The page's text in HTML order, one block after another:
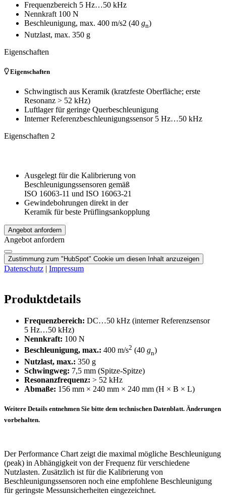
Frequenzbereich 5 Hz…50 kHz
Nennkraft 100 N
Beschleunigung, max. 400 m/s2 (40 gn)
Nutzlast, max. 350 g
Eigenschaften
Eigenschaften
Schwingtisch aus Keramik (kratzfeste Oberfläche; erste
Resonanz > 52 kHz)
Luftlager für geringe Querbeschleunigung
Interner Referenzbeschleunigungssensor 5 Hz…50 kHz
Eigenschaften 2
Ausgelegt für die Kalibrierung von
Beschleunigungssensoren gemäß
ISO 16063-11 und ISO 16063-21
Gewindebohrungen direkt in der
Keramik für beste Prüflingsankopplung
Angebot anfordern
Angebot anfordern
Zustimmung zum "HubSpot" Cookie um diesen Inhalt anzuzeigen
Datenschutz | Impressum
Produktdetails
Frequenzbereich: DC…50 kHz (interner Referenzsensor
5 Hz…50 kHz)
Nennkraft: 100 N
Beschleunigung, max.: 400 m/s2 (40 gn)
Nutzlast, max.: 350 g
Schwingweg: 7,5 mm (Spitze-Spitze)
Resonanzfrequenz: > 52 kHz
Abmaße: 156 mm × 240 mm × 240 mm (H × B × L)
Weitere Details entnehmen Sie bitte dem technischen Datenblatt. Änderungen
vorbehalten.
Der Performance Chart zeigt die maximal mögliche Beschleunigung
(peak) in Abhängigkeit von der Frequenz für verschiedene
Nutzlasten. Zusätzlich ist für die Kalibrierung von
Beschleunigungssensoren noch eine empfohlene Beschleunigung
für geringste Messunsicherheiten eingezeichnet.